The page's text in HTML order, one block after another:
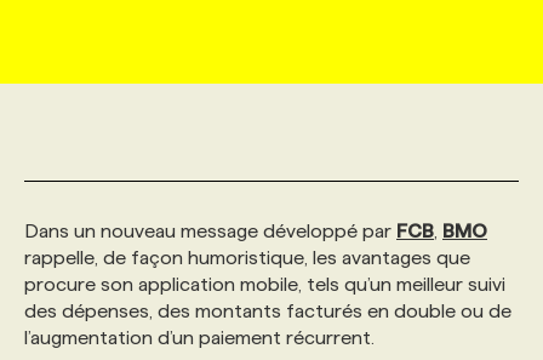
PRIX ET DISTINCTIONS
GEO/SEO
FAQ
FORMATIONS PERSONNALISÉES
NOS TARIFS
Dans un nouveau message développé par FCB BMO
rappelle, de façon humoristique, les avantages que
procure son application mobile, tels qu’un meilleur suivi
des dépenses, des montants facturés en double ou de
l’augmentation d’un paiement récurrent.